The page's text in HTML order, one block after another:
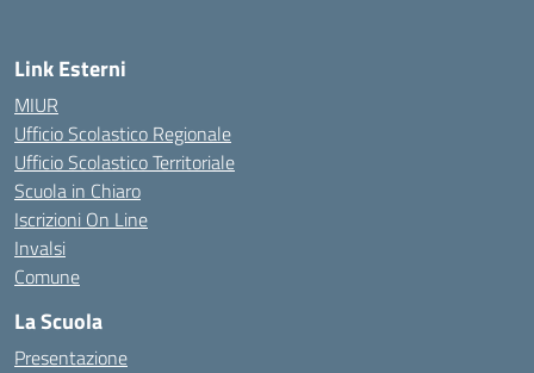
Link Esterni
MIUR
Ufficio Scolastico Regionale
Ufficio Scolastico Territoriale
Scuola in Chiaro
Iscrizioni On Line
Invalsi
Comune
La Scuola
Presentazione